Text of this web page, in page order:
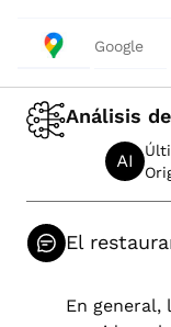
Google
Análisis
El
En